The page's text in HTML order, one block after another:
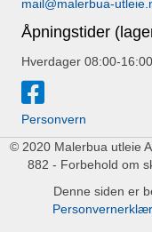
mail@malerbua-
Åpningstider
Hverdager 08:00-16:00
Personvern
© 2020 Malerbua utleie
882 - Forbehold om
Denne siden er